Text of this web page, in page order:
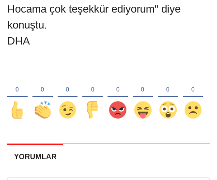
Hocama çok teşekkür ediyorum" diye
konuştu.
DHA
YORUMLAR